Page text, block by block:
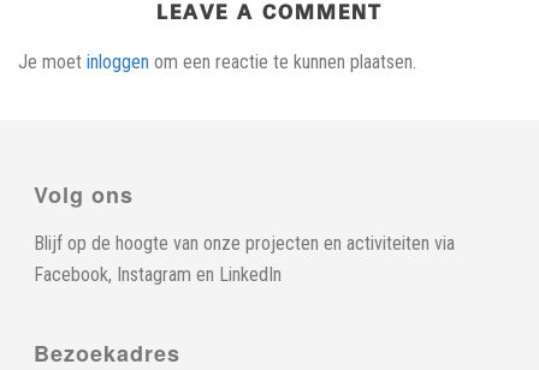
LEAVE A COMMENT
Je moet inloggen om een reactie te kunnen plaatsen.
Volg ons
Blijf op de hoogte van onze projecten en activiteiten via
Facebook, Instagram en LinkedIn
Bezoekadres